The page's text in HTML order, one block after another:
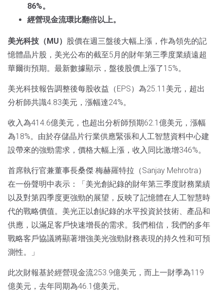
86%。
經營現金流環比翻倍以上。
美光科技（MU） 股價在週三盤後大幅上漲，作為領先的記
憶體晶片股，美光公布的截至5月的財年第三季度業績遠超
華爾街預期。最新數據顯示，盤後股價上漲了15%。
美光科技報告調整後每股收益（EPS）為25.11美元，超出
分析師共識4.83美元，漲幅達24%。
收入為414.6億美元，也超出分析師預期62.1億美元，漲幅
為18%。由於存儲晶片行業供應緊張和人工智慧資料中心建
設帶來的強勁需求，價格大幅上漲，收入同比激增346%。
首席執行官兼董事長桑傑·梅赫羅特拉（Sanjay Mehrotra）
在一份聲明中表示：「美光創紀錄的財年第三季度財務業績
以及對第四季度更強勁的展望，反映了記憶體在人工智慧時
代的戰略價值。美光正以創紀錄的水平投資於技術、產品和
供應，以滿足客戶快速增長的需求。我們相信，我們的多年
戰略客戶協議將顯著增強美光強勁財務表現的持久性和可預
測性。」
此次財報基於經營現金流253.9億美元，而上一財季為119
億美元，去年同期為46.1億美元。